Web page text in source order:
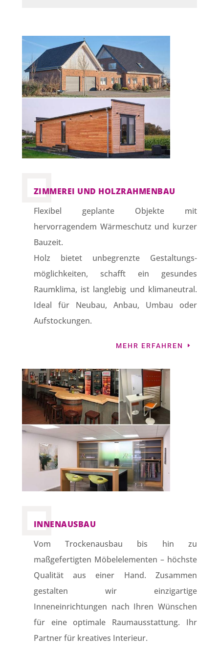
ZIMMEREI UND HOLZRAHMENBAU
Flexibel geplante Objekte mit
hervorragendem Wärmeschutz und kurzer
Bauzeit.
Holz bietet unbegrenzte Gestaltungs-
möglichkeiten, schafft ein gesundes
Raumklima, ist langlebig und klimaneutral.
Ideal für Neubau, Anbau, Umbau oder
Aufstockungen.
MEHR ERFAHREN
INNENAUSBAU
Vom Trockenausbau bis hin zu
maßgefertigten Möbelelementen – höchste
Qualität aus einer Hand. Zusammen
gestalten wir einzigartige
Inneneinrichtungen nach Ihren Wünschen
für eine optimale Raumausstattung. Ihr
Partner für kreatives Interieur.